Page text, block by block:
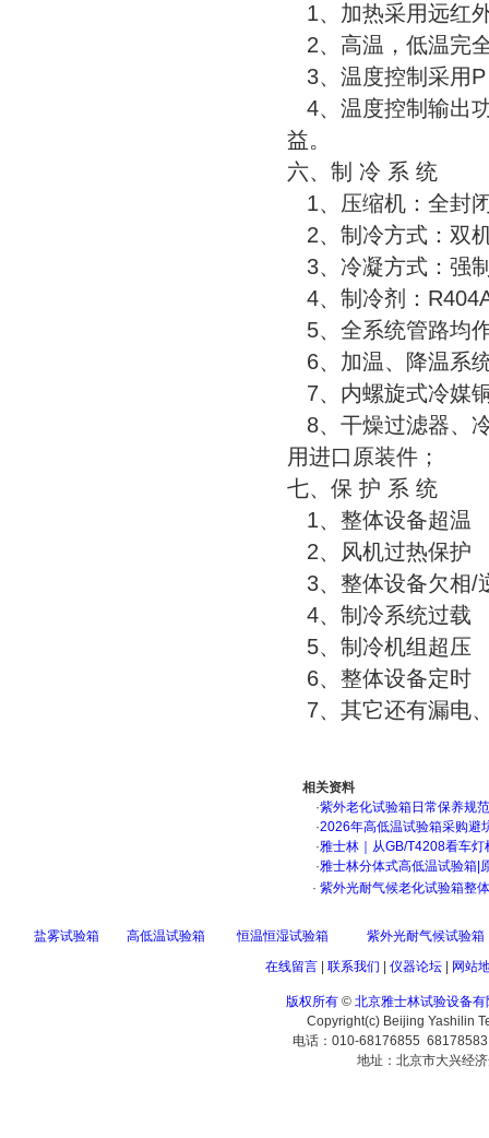
1、加热采用远红
2、高温，低温完
3、温度控制采用
4、温度控制输出
益。
六、制 冷 系 统
1、压缩机：全封
2、制冷方式：双
3、冷凝
4、制冷剂：
5、全系统管路均
6、加温、降温
7、内螺
8、干燥过滤器、
用进口原装件；
七、保 护 系 统
1、整体设备超温
2、风机过热保护
3、整体设备欠相/
4、制冷系统过载
5、制冷
6、整体
7、其它还有漏电
相关资料
·紫外老化试验箱日常保养规范
·2026年高低温试验箱采购
·雅士林｜从GB/T4208看车
·雅士林分体式高低温试验箱|
· 紫外光耐气候老化试验箱整
盐雾试验箱 高低温试验箱 恒温恒湿试验箱
紫外光耐气候试验箱
在线留言| 联系我们 仪器论坛| 网站
版权所有 © 北京雅士林试验设备有
Copyright(c) Beijing Yashilin
电话：010-68176855
地址：北京市大兴经